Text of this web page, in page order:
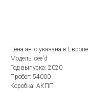
Цена авто указана в Европе
Модель: cee'd
Год выпуска: 2020
Пробег: 54000
Коробка: АКПП